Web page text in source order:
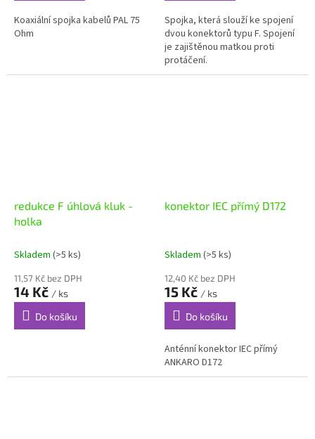
Koaxiální spojka kabelů PAL 75
Ohm
Spojka, která slouží ke spojení
dvou konektorů typu F. Spojení
je zajištěnou matkou proti
protáčení.
redukce F úhlová kluk -
holka
Skladem (>5 ks)
11,57 Kč bez DPH
14 Kč / ks
Do košíku
konektor IEC přímý D172
Skladem (>5 ks)
12,40 Kč bez DPH
15 Kč / ks
Do košíku
Anténní konektor IEC přímý
ANKARO D172